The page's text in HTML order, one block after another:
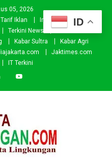
05, 2026
Tarif Iklan Investor
Donasi
Terkini News
Kabar.id
Kabar Sultra
Kabar Agri
Jaktimes.com
IT Terkini
ID